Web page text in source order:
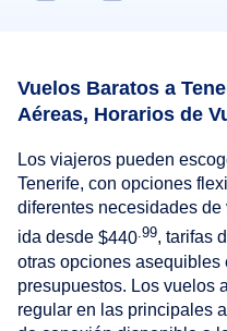
Vuelos Baratos a
Aéreas, Horarios de
Los viajeros pueden
Tenerife, con opciones
diferentes necesidades
ida desde $440 .99, tarifas
otras opciones asequibles
presupuestos. Los vuelos
regular en las principales